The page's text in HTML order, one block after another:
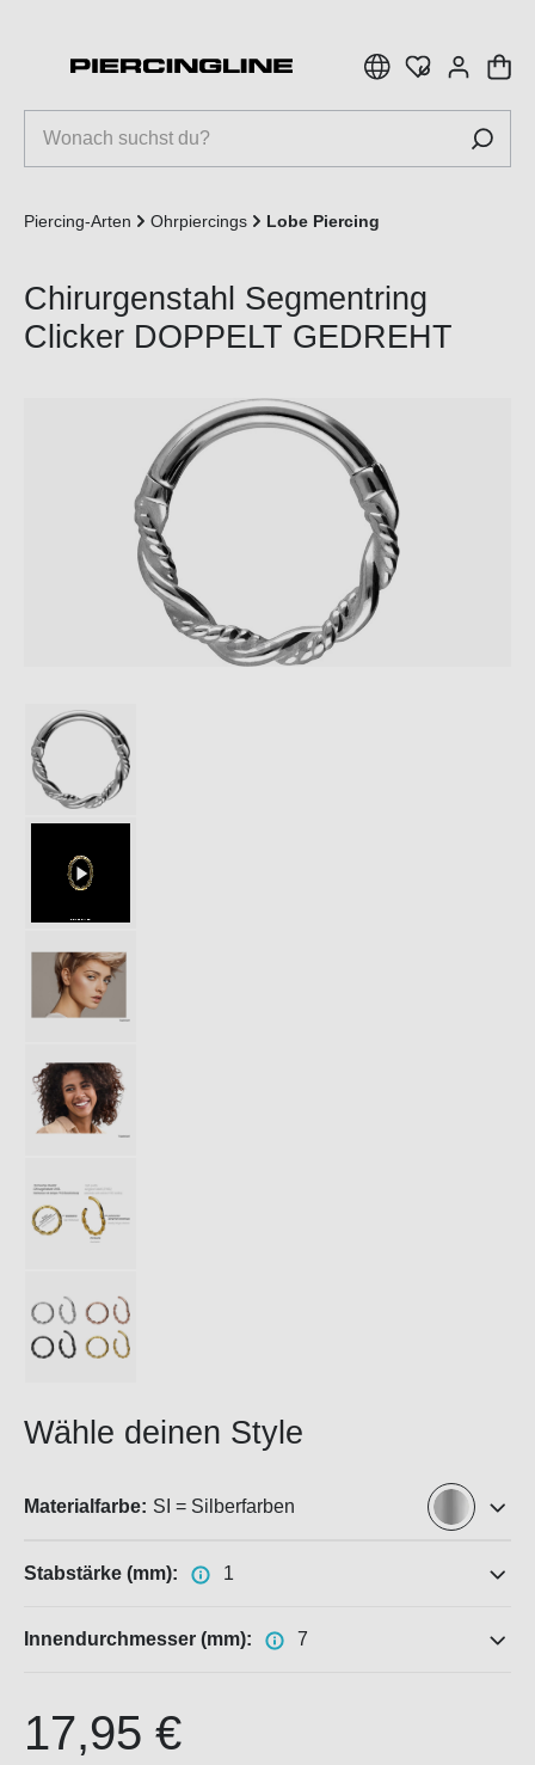
Piercing-Arten Ohrpiercings Lobe Piercing
Chirurgenstahl Segmentring
Clicker DOPPELT GEDREHT
Wähle deinen Style
Materialfarbe: SI = Silberfarben
Stabstärke (mm): 1
Innendurchmesser (mm): 7
17,95 €